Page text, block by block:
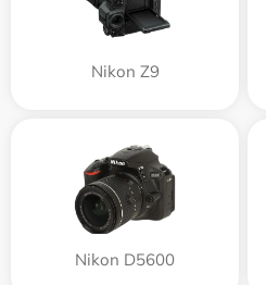
Nikon Z9
Nikon D5600